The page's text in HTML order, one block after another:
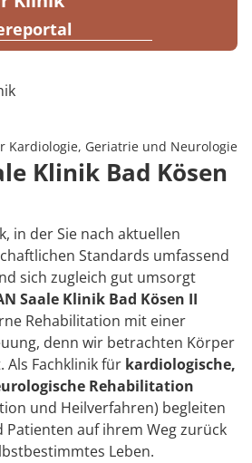
II
Kardiologie, Geriatrie und Neurologie
Klinik Bad Kösen
in der Sie nach aktuellen
Standards umfassend
sich zugleich gut umsorgt
Saale Klinik Bad Kösen II
Rehabilitation mit einer
denn wir betrachten Körper
Als Fachklinik für kardiologische,
Rehabilitation
und Heilverfahren) begleiten
auf ihrem Weg zurück
Leben.